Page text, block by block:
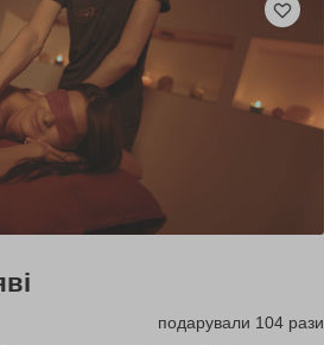
подарували 104 рази